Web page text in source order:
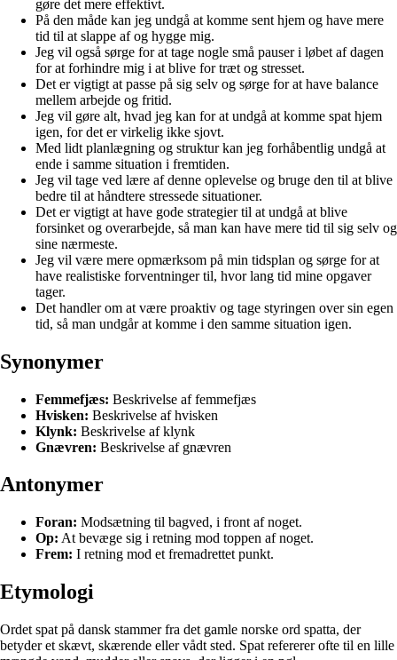
gøre det mere effektivt.
På den måde kan jeg undgå at komme sent hjem og have mere
tid til at slappe af og hygge mig.
Jeg vil også sørge for at tage nogle små pauser i løbet af dagen
for at forhindre mig i at blive for træt og stresset.
Det er vigtigt at passe på sig selv og sørge for at have balance
mellem arbejde og fritid.
Jeg vil gøre alt, hvad jeg kan for at undgå at komme spat hjem
igen, for det er virkelig ikke sjovt.
Med lidt planlægning og struktur kan jeg forhåbentlig undgå at
ende i samme situation i fremtiden.
Jeg vil tage ved lære af denne oplevelse og bruge den til at blive
bedre til at håndtere stressede situationer.
Det er vigtigt at have gode strategier til at undgå at blive
forsinket og overarbejde, så man kan have mere tid til sig selv og
sine nærmeste.
Jeg vil være mere opmærksom på min tidsplan og sørge for at
have realistiske forventninger til, hvor lang tid mine opgaver
tager.
Det handler om at være proaktiv og tage styringen over sin egen
tid, så man undgår at komme i den samme situation igen.
Synonymer
Femmefjæs: Beskrivelse af femmefjæs
Hvisken: Beskrivelse af hvisken
Klynk: Beskrivelse af klynk
Gnævren: Beskrivelse af gnævren
Antonymer
Foran: Modsætning til bagved, i front af noget.
Op: At bevæge sig i retning mod toppen af noget.
Frem: I retning mod et fremadrettet punkt.
Etymologi
Ordet spat på dansk stammer fra det gamle norske ord spatta, der
betyder et skævt, skærende eller vådt sted. Spat refererer ofte til en lille